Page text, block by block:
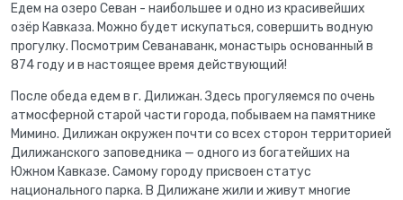
Едем на озеро Севан - наибольшее и одно из красивейших
озёр Кавказа. Можно будет искупаться, совершить водную
прогулку. Посмотрим Севанаванк, монастырь основанный в
874 году и в настоящее время действующий!
После обеда едем в г. Дилижан. Здесь прогуляемся по очень
атмосферной старой части города, побываем на памятнике
Мимино. Дилижан окружен почти со всех сторон территорией
Дилижанского заповедника — одного из богатейших на
Южном Кавказе. Самому городу присвоен статус
национального парка. В Дилижане жили и живут многие